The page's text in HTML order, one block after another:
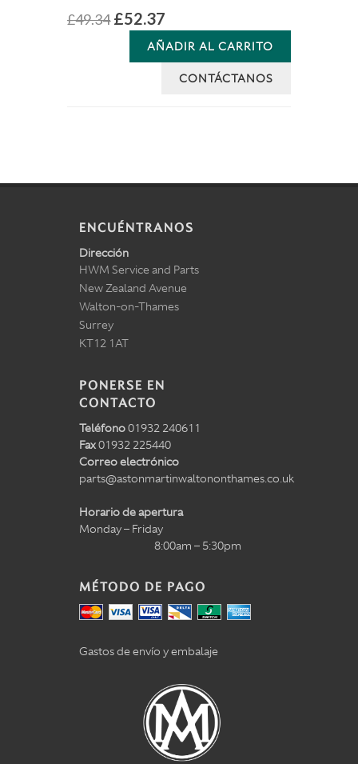
£49.34 £52.37
AÑADIR AL CARRITO
CONTÁCTANOS
ENCUÉNTRANOS
Dirección
HWM Service and Parts
New Zealand Avenue
Walton-on-Thames
Surrey
KT12 1AT
PONERSE EN
CONTACTO
Teléfono01932 240611
Fax01932 225440
Correo electrónico
parts@astonmartinwaltononthames.co.uk
Horario de apertura
Monday – Friday
8:00am – 5:30pm
MÉTODO DE PAGO
Gastos de envío y embalaje